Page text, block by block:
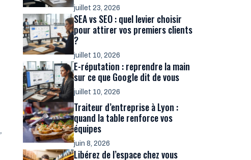
,
juillet 23, 2026
SEA vs SEO : quel levier choisir
pour attirer vos premiers clients
?
juillet 10, 2026
E-réputation : reprendre la main
sur ce que Google dit de vous
juillet 10, 2026
Traiteur d’entreprise à Lyon :
quand la table renforce vos
équipes
juin 8, 2026
Libérez de l’espace chez vous